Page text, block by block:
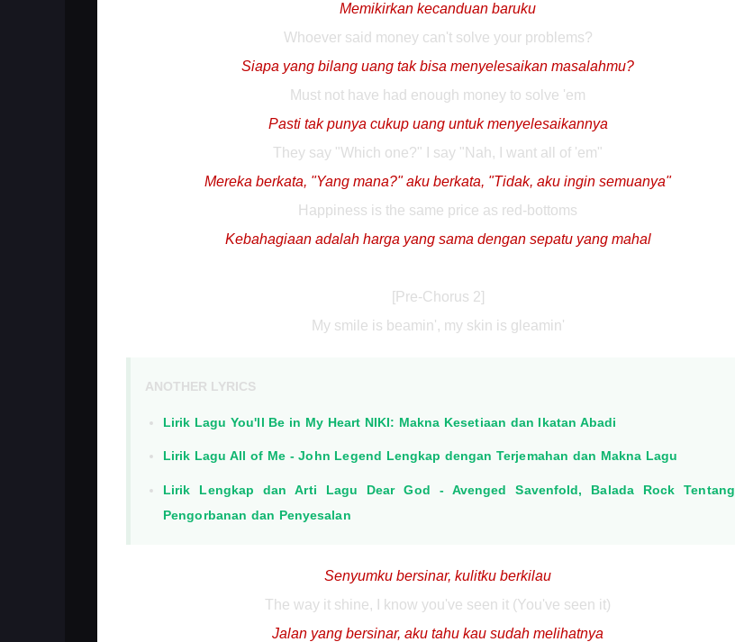
Memikirkan kecanduan baruku
Whoever said money can't solve your problems?
Siapa yang bilang uang tak bisa menyelesaikan masalahmu?
Must not have had enough money to solve 'em
Pasti tak punya cukup uang untuk menyelesaikannya
They say "Which one?" I say "Nah, I want all of 'em"
Mereka berkata, "Yang mana?" aku berkata, "Tidak, aku ingin semuanya"
Happiness is the same price as red-bottoms
Kebahagiaan adalah harga yang sama dengan sepatu yang mahal
[Pre-Chorus 2]
My smile is beamin', my skin is gleamin'
ANOTHER LYRICS
Lirik Lagu You'll Be in My Heart NIKI: Makna Kesetiaan dan Ikatan Abadi
Lirik Lagu All of Me - John Legend Lengkap dengan Terjemahan dan Makna Lagu
Lirik Lengkap dan Arti Lagu Dear God - Avenged Savenfold, Balada Rock Tentang
Pengorbanan dan Penyesalan
Senyumku bersinar, kulitku berkilau
The way it shine, I know you've seen it (You've seen it)
Jalan yang bersinar, aku tahu kau sudah melihatnya